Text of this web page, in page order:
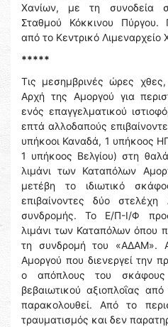
Χανίων, με τη συνοδεία
Σταθμού Κόκκινου Πύργου.
από το Κεντρικό Λιμεναρχείο
*****
Τις μεσημβρινές ώρες
Αρχή της Αμοργού για
ενός επαγγελματικού
επτά αλλοδαπούς
υπήκοοι Καναδά, 1 υπήκοος
1 υπήκοος Βελγίου) στη
λιμάνι των Καταπόλων
μετέβη το ιδιωτικό
επιβαίνοντες δύο
συνδρομής. Το Ε/Π-Ι/Φ
λιμάνι των Καταπόλων όπου
τη συνδρομή του «ΑΔΑΜ».
Αμοργού που διενεργεί την
ο απόπλους του σκάφους
βεβαιωτικού αξιοπλοΐας
παρακολουθεί. Από το
τραυματισμός και δεν